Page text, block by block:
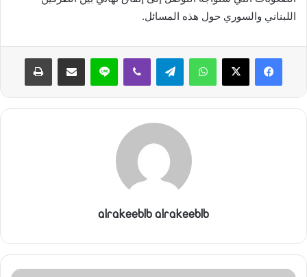
اللبناني والسوري حول هذه المسائل.
واتساب لاين
alrakeeblb alrakeeblb